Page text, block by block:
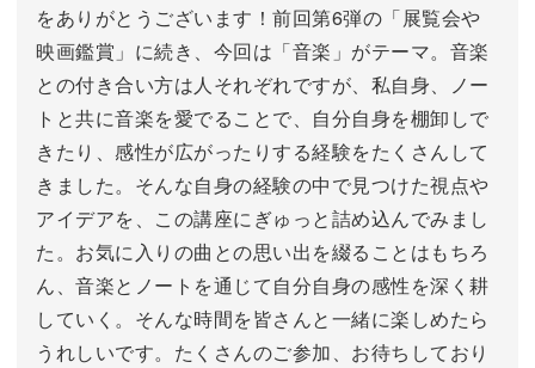
をありがとうございます！前回第6弾の「展覧会や
映画鑑賞」に続き、今回は「音楽」がテーマ。音楽
との付き合い方は人それぞれですが、私自身、ノー
トと共に音楽を愛でることで、自分自身を棚卸しで
きたり、感性が広がったりする経験をたくさんして
きました。そんな自身の経験の中で見つけた視点や
アイデアを、この講座にぎゅっと詰め込んでみまし
た。お気に入りの曲との思い出を綴ることはもちろ
ん、音楽とノートを通じて自分自身の感性を深く耕
していく。そんな時間を皆さんと一緒に楽しめたら
うれしいです。たくさんのご参加、お待ちしており